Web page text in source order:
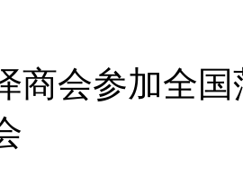
商会参加全